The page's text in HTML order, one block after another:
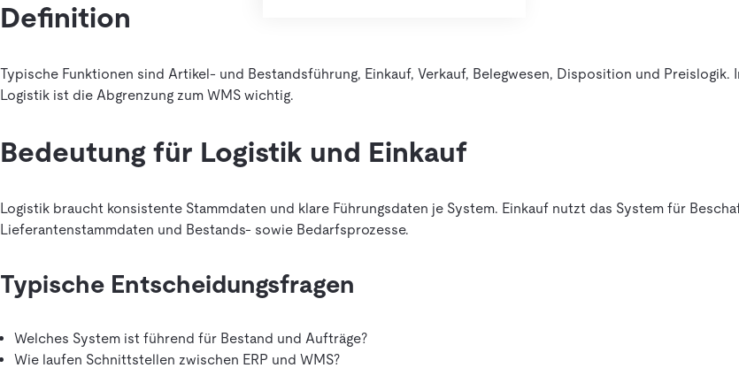
Definition
Typische Funktionen sind Artikel- und Bestandsführung, Einkauf, Verkauf, Belegwesen, Disposition und Preislogik.
Logistik ist die Abgrenzung zum WMS wichtig.
Bedeutung für Logistik und Einkauf
Logistik braucht konsistente Stammdaten und klare Führungsdaten je System. Einkauf nutzt das System für
Lieferantenstammdaten und Bestands- sowie Bedarfsprozesse.
Typische Entscheidungsfragen
Welches System ist führend für Bestand und Aufträge?
Wie laufen Schnittstellen zwischen ERP und WMS?